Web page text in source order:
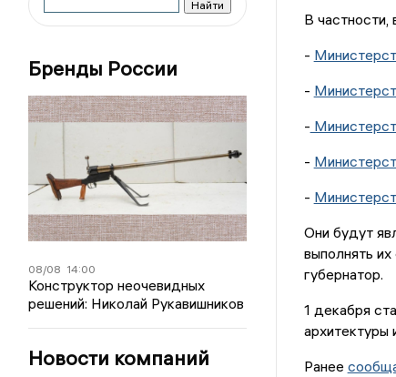
Бренды России
08/08 14:00
Конструктор неочевидных
решений: Николай Рукавишников
Новости компаний
В
-
-
-
-
-
Они будут
выполнять
губернатор.
1 декабря
архитектуры
Ранее